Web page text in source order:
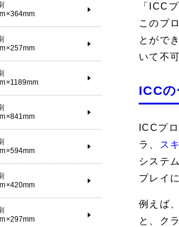
「ICC
このプ
とがで
いて不
ICC
ICCプ
ラ、
ス
システ
プレイ
例えば
と、ク